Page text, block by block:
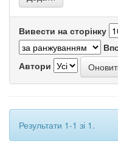
Вивести на сторінку
Автори
Результати 1-1 зі 1.